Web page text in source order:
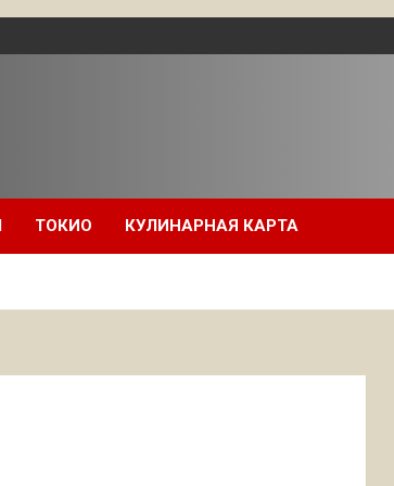
ТОКИО КУЛИНАРНАЯ КАРТА